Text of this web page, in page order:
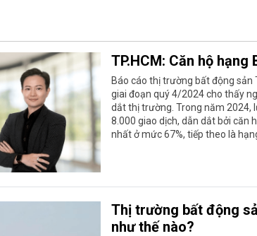
TP.HCM: Căn hộ
Báo cáo thị trường bất động sản
giai đoạn quý 4/2024 cho thấy
dắt thị trường. Trong năm 2024,
8.000 giao dịch, dẫn dắt bởi căn
nhất ở mức 67%, tiếp theo là
Thị trường bất động
như thế nào?